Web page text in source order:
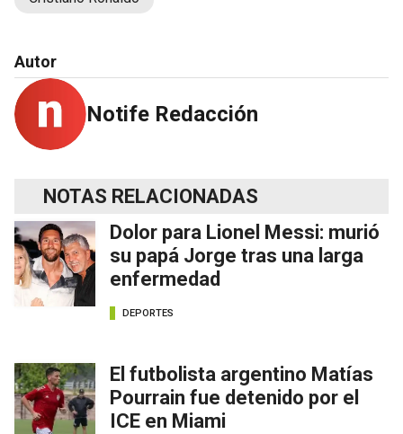
Autor
Notife Redacción
NOTAS RELACIONADAS
Dolor para Lionel Messi: murió
su papá Jorge tras una larga
enfermedad
DEPORTES
El futbolista argentino Matías
Pourrain fue detenido por el
ICE en Miami